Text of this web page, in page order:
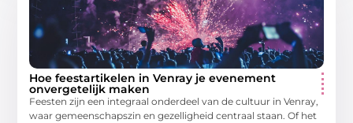
Hoe feestartikelen in Venray je evenement
onvergetelijk maken
Feesten zijn een integraal onderdeel van de cultuur in Venray,
waar gemeenschapszin en gezelligheid centraal staan. Of het